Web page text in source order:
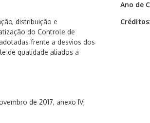
distribuição e
do Controle de
frente a desvios dos
de qualidade aliados a
de 2017, anexo IV;
Ano de
Créditos: